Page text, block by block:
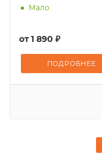
Мало
от1 890 ₽
ПОДРОБНЕЕ